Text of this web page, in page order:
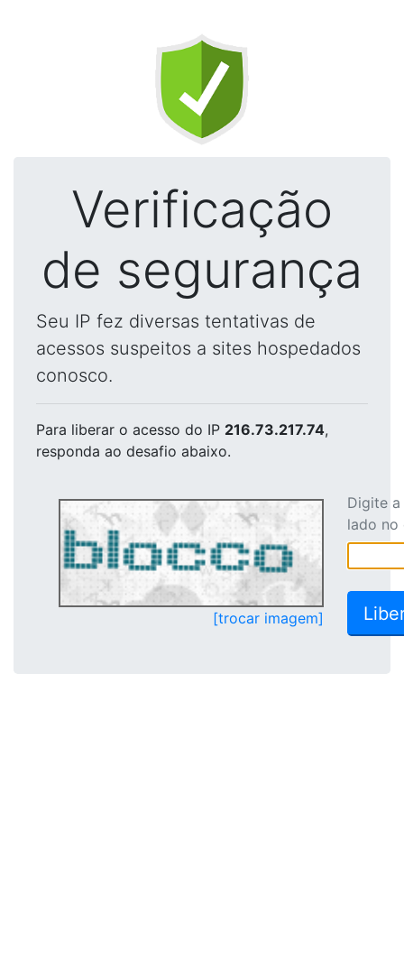
Verificação
de segurança
Seu IP fez diversas tentativas de
acessos suspeitos a sites hospedados
conosco.
Para liberar o acesso do IP 216.73.217.74,
responda ao desafio abaixo.
[trocar imagem]
Digite
lado no